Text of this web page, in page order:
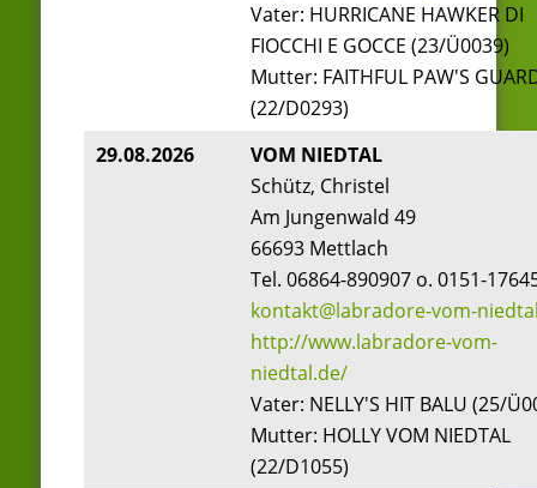
Vater: HURRICANE HAWKER DI
FIOCCHI E GOCCE (23/Ü0039)
Mutter: FAITHFUL PAW'S
(22/D0293)
29.08.2026
VOM NIEDTAL
Schütz, Christel
Am Jungenwald 49
66693 Mettlach
Tel. 06864-890907 o. 0151-
kontakt@labradore-vom-
http://www.labradore-vom-
niedtal.de/
Vater: NELLY'S HIT BALU (25/
Mutter: HOLLY VOM NIEDTAL
(22/D1055)